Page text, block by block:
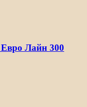
Лайн 300